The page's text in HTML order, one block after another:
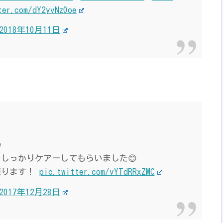
dY2yvNz0oe
年10月11日
っかりケアーしてもらいました😊
ます！ pic.twitter.com/vYTdRRxZMC
年12月28日